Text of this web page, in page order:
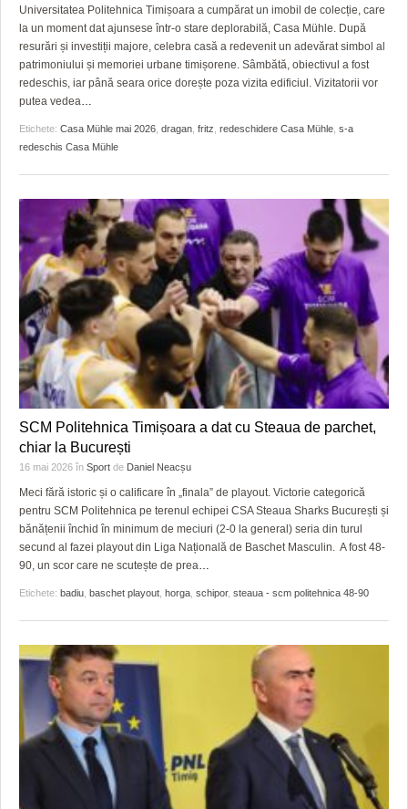
GRĂDINA TAICII DOMNULUI
ZIARISTU’ DE TERASĂ
CU OIŞTEA-N KIERKEGAARD
PE SURSE
CRONICĂ DE FILM
UNDE MERGEM
FILME DOCUMENTARE
JOCURI ONLINE
ACCIDENTE
ANUNŢURI
INFO SI UTILE
INVATAMANT
FILME DOCUMENTARE
CLIPURI VIDEO
JOCURI ONLINE
DIVERSE
FARMACII DIN TIMIŞOARA
LICEE, ŞCOLI ŞI GRĂDINIŢE DIN TIMIŞ
PRIMĂRIILE DIN TIMIŞ
SFATUL MEDICULUI
SFATURI JURIDICE
Universitatea Politehnica Timișoara a cumpărat un imobil de colecție, care
la un moment dat ajunsese într-o stare deplorabilă, Casa Mühle. După
resurări și investiții majore, celebra casă a redevenit un adevărat simbol al
patrimoniului și memoriei urbane timișorene. Sâmbătă, obiectivul a fost
redeschis, iar până seara orice dorește poza vizita edificiul. Vizitatorii vor
putea vedea…
Etichete: Casa Mühle mai 2026 dragan fritz redeschidere Casa Mühle s-a
redeschis Casa Mühle
SCM Politehnica Timișoara a dat cu Steaua de parchet,
chiar la București
16 mai 2026 în Sport de Daniel Neacșu
Meci fără istoric și o calificare în „finala” de playout. Victorie categorică
pentru SCM Politehnica pe terenul echipei CSA Steaua Sharks București și
bănățenii închid în minimum de meciuri (2-0 la general) seria din turul
secund al fazei playout din Liga Națională de Baschet Masculin. A fost 48-
90, un scor care ne scutește de prea…
Etichete: badiu baschet playout horga schipor, steaua - scm politehnica 48-90